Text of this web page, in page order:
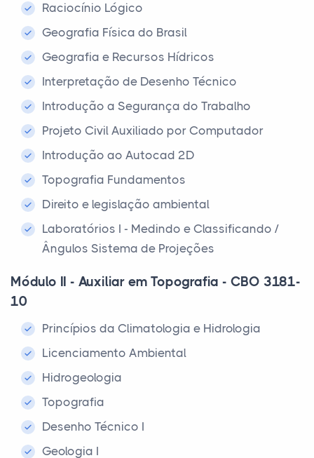
Raciocínio Lógico
Geografia Física do Brasil
Geografia e Recursos Hídricos
Interpretação de Desenho Técnico
Introdução a Segurança do Trabalho
Projeto Civil Auxiliado por Computador
Introdução ao Autocad 2D
Topografia Fundamentos
Direito e legislação ambiental
Laboratórios I - Medindo e Classificando /
Ângulos Sistema de Projeções
Módulo II - Auxiliar em Topografia - CBO 3181-
10
Princípios da Climatologia e Hidrologia
Licenciamento Ambiental
Hidrogeologia
Topografia
Desenho Técnico I
Geologia I